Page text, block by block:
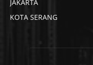
JAKARTA
KOTA SERANG